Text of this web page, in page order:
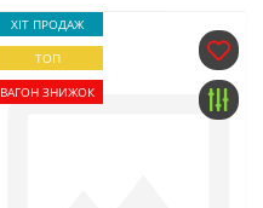
ХІТ ПРОДАЖ
ТОП
ВАГОН ЗНИЖОК